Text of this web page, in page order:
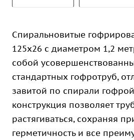
Спиральновитые
125х26 с диаметром 1,2
собой
стандартных гофротруб,
завитой по спирали
конструкция позволяет
растягиваться, сохраняя
герметичность и все